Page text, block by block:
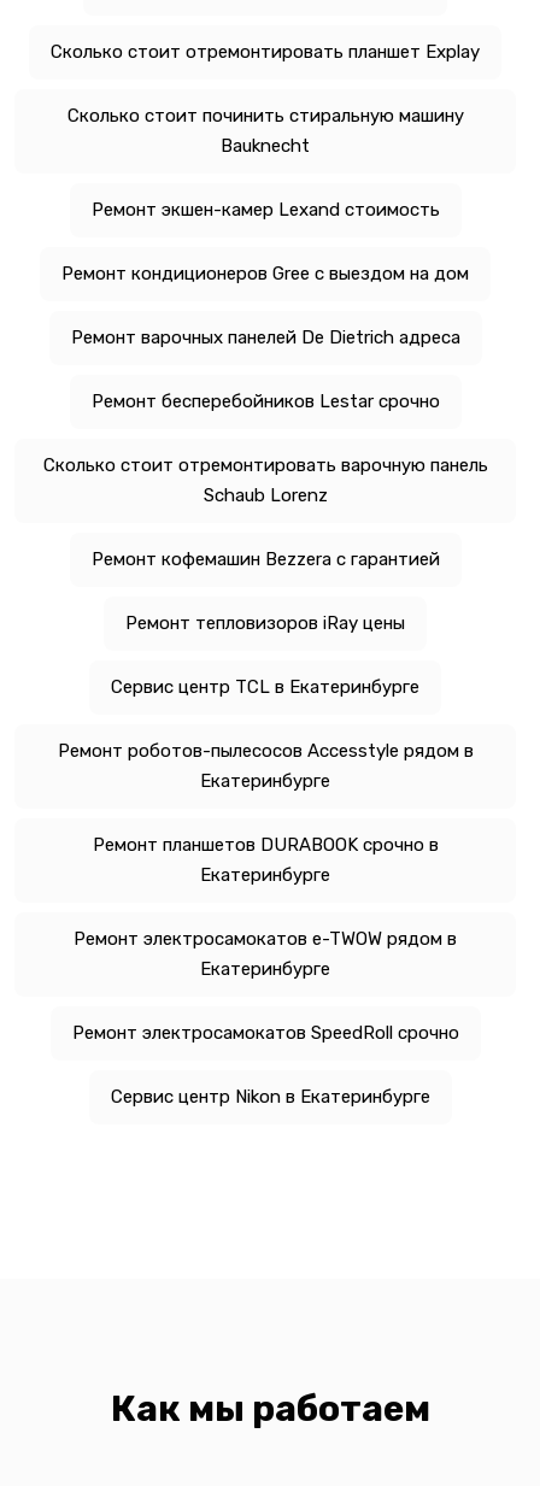
Сколько стоит отремонтировать планшет Explay
Сколько стоит починить стиральную машину
Bauknecht
Ремонт экшен-камер Lexand стоимость
Ремонт кондиционеров Gree с выездом на дом
Ремонт варочных панелей De Dietrich адреса
Ремонт бесперебойников Lestar срочно
Сколько стоит отремонтировать варочную панель
Schaub Lorenz
Ремонт кофемашин Bezzera с гарантией
Ремонт тепловизоров iRay цены
Сервис центр TCL в Екатеринбурге
Ремонт роботов-пылесосов Accesstyle рядом в
Екатеринбурге
Ремонт планшетов DURABOOK срочно в
Екатеринбурге
Ремонт электросамокатов e-TWOW рядом в
Екатеринбурге
Ремонт электросамокатов SpeedRoll срочно
Сервис центр Nikon в Екатеринбурге
Как мы работаем